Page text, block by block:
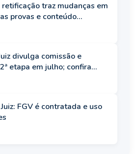
retificação traz mudanças em
provas e conteúdo
divulga comissão e
etapa em julho; confira
provas
FGV é contratada e uso